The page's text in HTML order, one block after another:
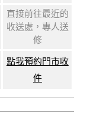
直接前往最近的
收送處，專人送
修
點我預約門市收
件